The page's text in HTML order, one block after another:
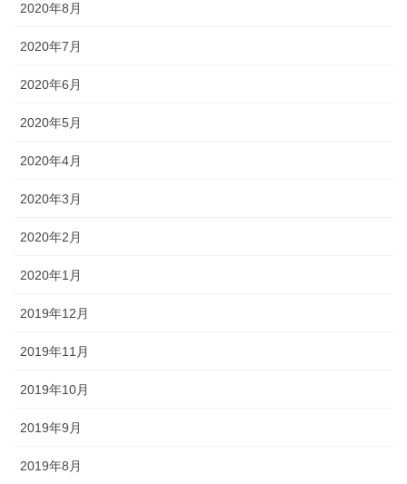
2020年8月
2020年7月
2020年6月
2020年5月
2020年4月
2020年3月
2020年2月
2020年1月
2019年12月
2019年11月
2019年10月
2019年9月
2019年8月